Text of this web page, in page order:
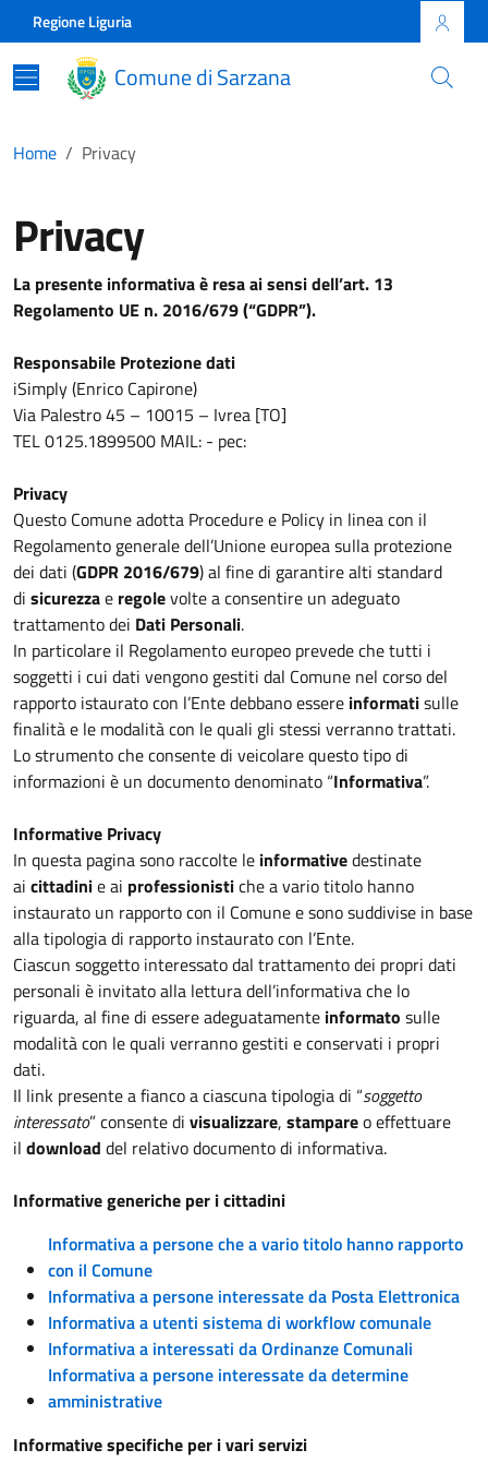
Skip to main content
Comune di Sarzana
Regione Liguria
Comune di Sarzana
Home Privacy
Privacy
La presente informativa è resa ai sensi dell’art. 13
Regolamento UE n. 2016/679 (“GDPR”).
Responsabile Protezione dati
iSimply (Enrico Capirone)
Via Palestro 45 – 10015 – Ivrea [TO]
TEL 0125.1899500 MAIL: - pec:
Privacy
Questo Comune adotta Procedure e Policy in linea con il
Regolamento generale dell’Unione europea sulla protezione
dei dati (GDPR 2016/679) al fine di garantire alti standard
di sicurezzae regolevolte a consentire un adeguato
trattamento dei Dati Personali.
In particolare il Regolamento europeo prevede che tutti i
soggetti i cui dati vengono gestiti dal Comune nel corso del
rapporto istaurato con l’Ente debbano essere informatisulle
finalità e le modalità con le quali gli stessi verranno trattati.
Lo strumento che consente di veicolare questo tipo di
informazioni è un documento denominato “Informativa”.
Informative Privacy
In questa pagina sono raccolte le informativedestinate
ai cittadinie ai professionistiche a vario titolo hanno
instaurato un rapporto con il Comune e sono suddivise in base
alla tipologia di rapporto instaurato con l’Ente.
Ciascun soggetto interessato dal trattamento dei propri dati
personali è invitato alla lettura dell’informativa che lo
riguarda, al fine di essere adeguatamente informato sulle
modalità con le quali verranno gestiti e conservati i propri
dati.
Il link presente a fianco a ciascuna tipologia di “soggetto
interessato” consente di visualizzare, stampareo effettuare
il download del relativo documento di informativa.
Informative generiche per i cittadini
Informativa a persone che a vario titolo hanno rapporto
con il Comune
Informativa a persone interessate da Posta Elettronica
Informativa a utenti sistema di workflow comunale
Informativa a interessati da Ordinanze Comunali
Informativa a persone interessate da determine
amministrative
Informative specifiche per i vari servizi